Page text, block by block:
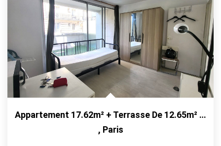
Appartement 17.62m² + Terrasse De 12.65m² 75015 Paris
, Paris